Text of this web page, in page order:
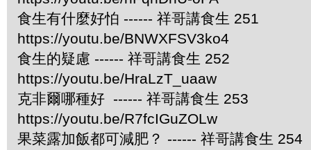
食生有什麼好怕 ------ 祥哥講食生 251
https://youtu.be/BNWXFSV3ko4
食生的疑慮 ------ 祥哥講食生 252
https://youtu.be/HraLzT_uaaw
克非爾哪種好 ------ 祥哥講食生 253
https://youtu.be/R7fcIGuZOLw
果菜露加飯都可減肥？ ------ 祥哥講食生 254